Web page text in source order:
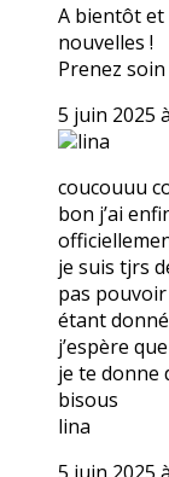
A bientôt et
nouvelles !
Prenez
5 juin 2025
lina
coucouuu
bon j’ai
je suis tjrs
pas
étant
j’espère
je te donne
bisous
lina